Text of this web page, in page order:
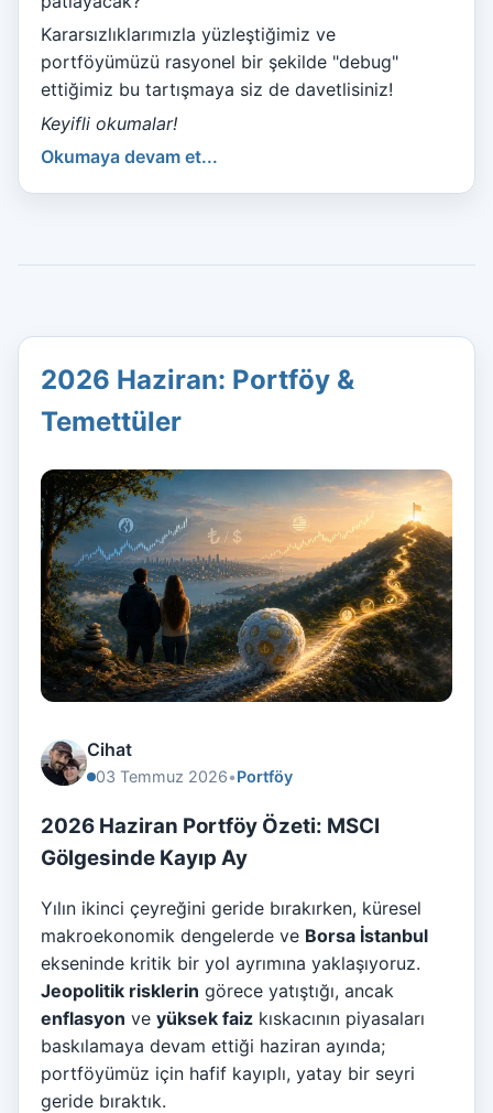
Kararsızlıklarımızla yüzleştiğimiz ve
portföyümüzü rasyonel bir şekilde "debug"
ettiğimiz bu tartışmaya siz de davetlisiniz!
Keyifli okumalar!
Okumaya devam et...
2026 Haziran: Portföy &
Temettüler
Cihat
03 Temmuz 2026•Portföy
2026 Haziran Portföy Özeti: MSCI
Gölgesinde Kayıp Ay
Yılın ikinci çeyreğini geride bırakırken, küresel
makroekonomik dengelerde ve Borsa İstanbul
ekseninde kritik bir yol ayrımına yaklaşıyoruz.
Jeopolitik risklerin görece yatıştığı, ancak
enflasyon ve yüksek faiz kıskacının piyasaları
baskılamaya devam ettiği haziran ayında;
portföyümüz için hafif kayıplı, yatay bir seyri
geride bıraktık.